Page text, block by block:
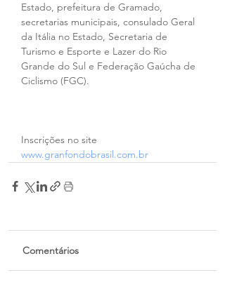
Estado, prefeitura de Gramado,
secretarias municipais, consulado Geral
da Itália no Estado, Secretaria de
Turismo e Esporte e Lazer do Rio
Grande do Sul e Federação Gaúcha de
Ciclismo (FGC).
Inscrições no site
www.granfondobrasil.com.br
Comentários